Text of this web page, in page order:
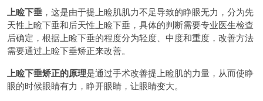
上睑下垂 ，这是由于提上睑肌肌力不足导致的睁眼无力，分为先
天性上睑下垂和后天性上睑下垂，具体的判断需要专业医生检查
后确定，根据上睑下垂的程度分为轻度、中度和重度，改善方法
需要通过上睑下垂矫正来改善。
上睑下垂矫正的原理是通过手术改善提上睑肌的力量，从而使睁
眼的时候眼睛有力，睁开眼睛，让眼睛变大。